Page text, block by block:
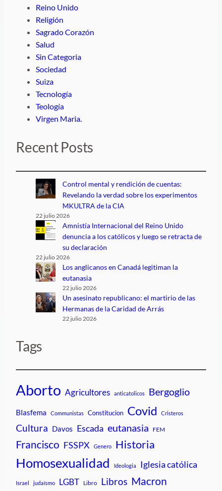
Reino Unido
Religión
Sagrado Corazón
Salud
Sin Categoria
Sociedad
Suiza
Tecnología
Teología
Virgen Maria.
Recent Posts
Control mental y rendición de cuentas:
Revelando la verdad sobre los experimentos
MKULTRA de la CIA
22 julio 2026
Amnistía Internacional del Reino Unido
denuncia a los católicos y luego se retracta de
su declaración
22 julio 2026
Los anglicanos en Canadá legitiman la
eutanasia
22 julio 2026
Un asesinato republicano: el martirio de las
Hermanas de la Caridad de Arrás
22 julio 2026
Tags
Aborto Agricultores anticatolicos Bergoglio
Blasfema Communistas Constitucion Covid Cristeros
Cultura Davos Escada eutanasia FEM
Francisco FSSPX Genero Historia
Homosexualidad Ideologia Iglesia católica
Israel judaísmo LGBT Libro Libros Macron